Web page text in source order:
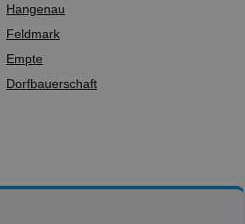
Hangenau
Feldmark
Empte
Dorfbauerschaft